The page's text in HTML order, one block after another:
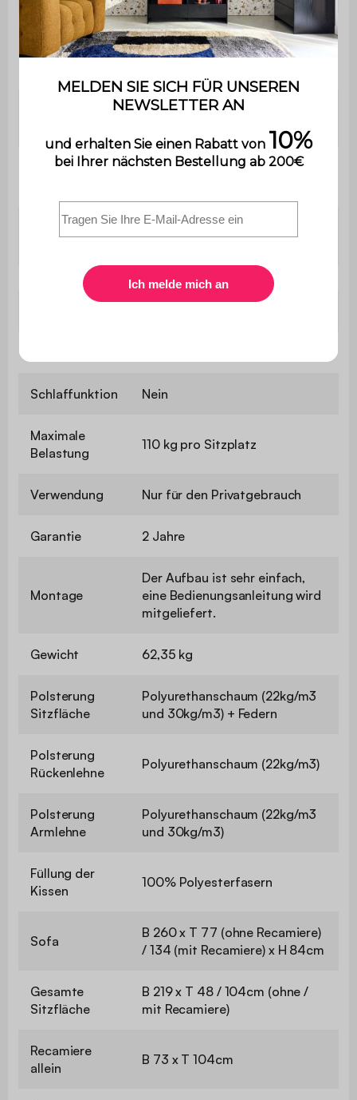
Sitzpolsterung
Polyurethanschaum
(22kg/m3 + 30kg/m3) +
Schaumstoffdichte
Polyurethanschaum
Polsterung
Polyurethanschaum (22
Polsterung kleine
Polyesterfasern
Schlaffunktion Nein
Maximale
Belastung
110 kg pro Sitzplatz
Verwendung Nur für den Privatgebrauch
Garantie 2 Jahre
Montage
Der Aufbau ist sehr einfach,
eine Bedienungsanleitung wird
mitgeliefert.
Gewicht 62,35 kg
Polsterung
Sitzfläche
Polyurethanschaum (22kg/m3
und 30kg/m3) + Federn
Polsterung
Rückenlehne
Polyurethanschaum (22kg/m3)
Polsterung
Armlehne
Polyurethanschaum (22kg/m3
und 30kg/m3)
Füllung der
Kissen
100% Polyesterfasern
Sofa
B 260 x T 77 (ohne Recamiere)
/ 134 (mit Recamiere) x H 84cm
Gesamte
Sitzfläche
B 219 x T 48 / 104cm (ohne /
mit Recamiere)
Recamiere
allein
B 73 x T 104cm